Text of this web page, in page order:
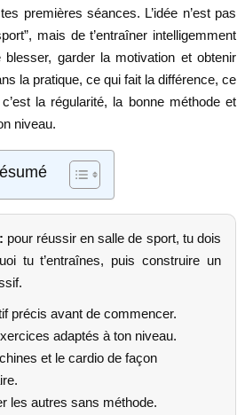
premières séances. L’idée n’est pas
mais de t’entraîner intelligemment
garder la motivation et obtenir
la pratique, ce qui fait la différence, ce
la régularité, la bonne méthode et
niveau.
pour réussir en salle de sport, tu dois
tu t’entraînes, puis construire un
précis avant de commencer.
adaptés à ton niveau.
et le cardio de façon
les autres sans méthode.